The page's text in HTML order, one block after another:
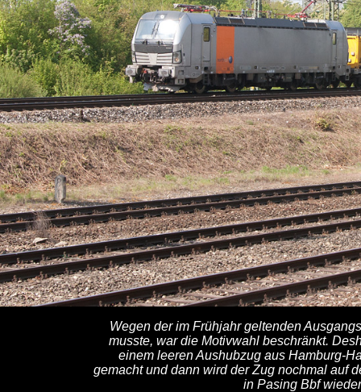
Wegen der im Frühjahr geltenden
musste, war die Motivwahl beschränkt.
einem leeren Aushubzug aus Hamburg-
gemacht und dann wird der Zug nochmal auf
in Pasing Bbf